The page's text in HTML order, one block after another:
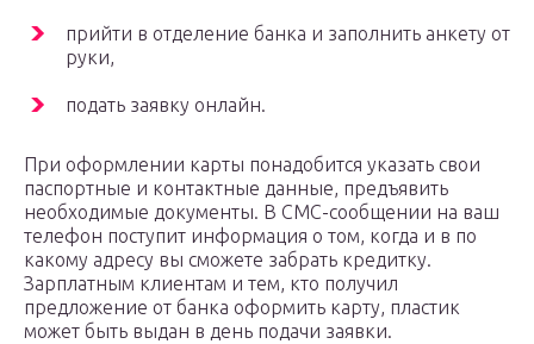
прийти в отделение банка и заполнить анкету от
руки,
подать заявку онлайн.
При оформлении карты понадобится указать свои
паспортные и контактные данные, предъявить
необходимые документы. В СМС-сообщении на ваш
телефон поступит информация о том, когда и в по
какому адресу вы сможете забрать кредитку.
Зарплатным клиентам и тем, кто получил
предложение от банка оформить карту, пластик
может быть выдан в день подачи заявки.